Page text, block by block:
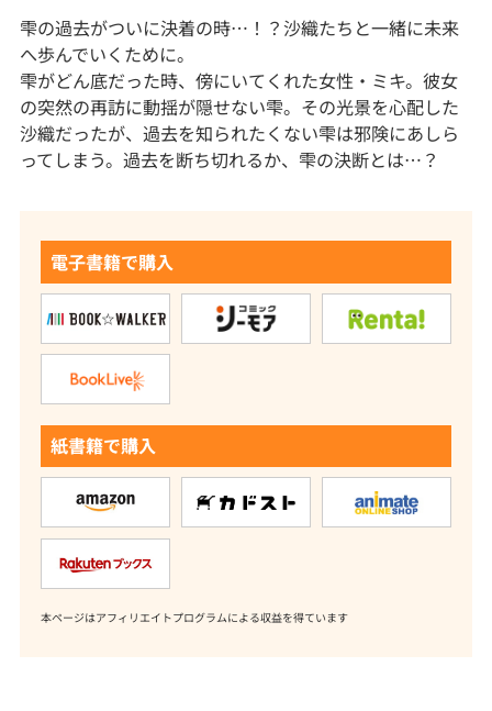
雫の過去がついに決着の時…！？沙織たちと一緒に未来
へ歩んでいくために。
雫がどん底だった時、傍にいてくれた女性・ミキ。彼女
の突然の再訪に動揺が隠せない雫。その光景を心配した
沙織だったが、過去を知られたくない雫は邪険にあしら
ってしまう。過去を断ち切れるか、雫の決断とは…？
電子書籍で購入
紙書籍で購入
本ページはアフィリエイトプログラムによる収益を得ています